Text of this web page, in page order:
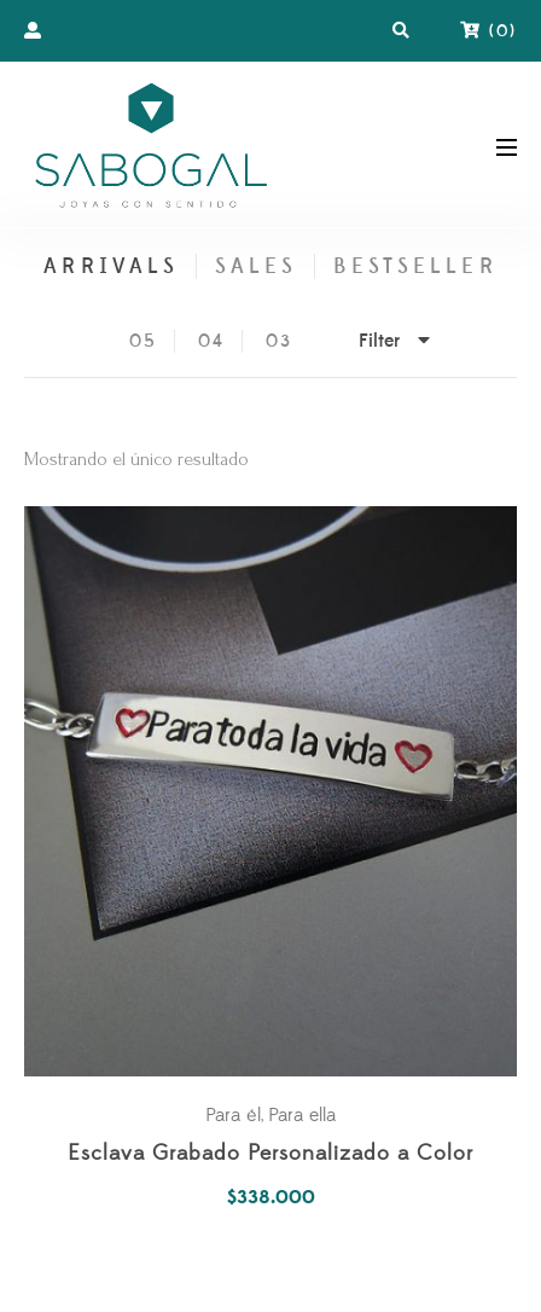
(0)
ARRIVALS SALES BESTSELLER
05 04 03 Filter
Mostrando el único resultado
Para él, Para ella
Esclava Grabado Personalizado a Color
$338.000